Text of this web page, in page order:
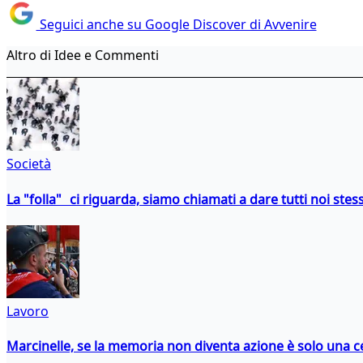
Seguici anche su Google Discover di Avvenire
Altro di Idee e Commenti
Società
La "folla" ci riguarda, siamo chiamati a dare tutti noi
Lavoro
Marcinelle, se la memoria non diventa azione è solo una